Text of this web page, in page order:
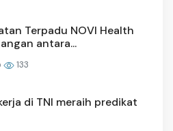
Terpadu NOVI Health
antara...
133
di TNI meraih predikat